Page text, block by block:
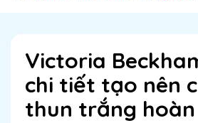
Victoria
chi tiết tạo nên
thun trắng